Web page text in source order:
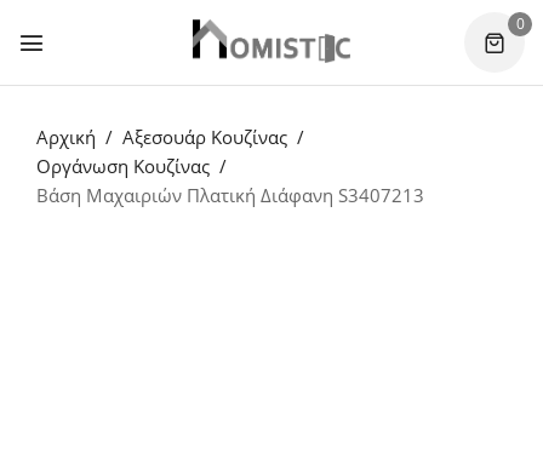
0
Αρχική
Αξεσουάρ Κουζίνας
Οργάνωση Κουζίνας
Βάση Μαχαιριών Πλατική Διάφανη S3407213